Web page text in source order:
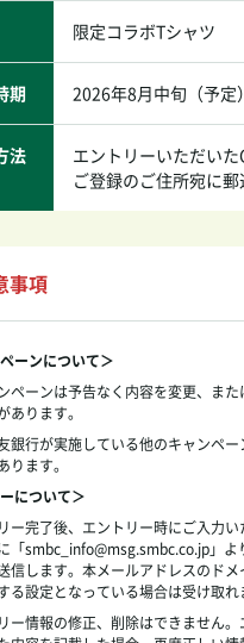
限定コラボTシャツ
期 2026年8月中旬（予定）
法
エントリーいただい
ご登録のご住所宛に郵
事項
ーンについて＞
ペーンは予告なく内容を変更、ま
あります。
銀行が実施している他のキャンペ
ります。
について＞
ー完了後、エントリー時にご入力
「smbc_info@msg.smbc.co.jp」よ
信します。本メールアドレスのド
る設定となっている場合は受け取れ
ー情報の修正、削除はできません